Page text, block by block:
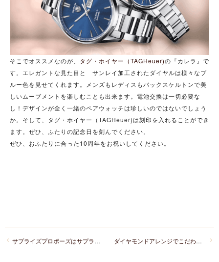
そこでオススメなのが、 タグ・ホイヤー（TAGHeuer)の『カレラ』で
す。エレガントな見た目と サンレイ加工されたダイヤルは様々なブ
ルー色を見せてくれます。メンズもレディスもバックスケルトンで美
しいムーブメントを楽しむことも出来ます。電池交換は一切必要な
し！デザインが全く一緒のペアウォッチは珍しいのではないでしょう
か。そして、タグ・ホイヤー（TAGHeuer)は刻印を入れることができ
ます。ぜひ、ふたりの記念日を刻んでください。
ぜひ、おふたりに合った10周年をお祝いしてください。
ダイヤモンドアレンジでこだわりの結婚指輪（マリッジリング）を！
サプライズプロポーズはサプライズじゃなくでも大丈夫です